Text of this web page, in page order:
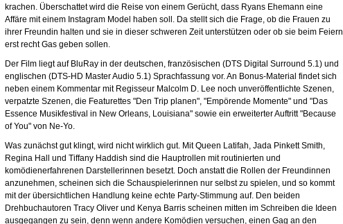
krachen. Überschattet wird die Reise von einem Gerücht, dass Ryans Ehemann eine
Affäre mit einem Instagram Model haben soll. Da stellt sich die Frage, ob die Frauen zu
ihrer Freundin halten und sie in dieser schweren Zeit unterstützen oder ob sie beim Feiern
erst recht Gas geben sollen.
Der Film liegt auf BluRay in der deutschen, französischen (DTS Digital Surround 5.1) und
englischen (DTS-HD Master Audio 5.1) Sprachfassung vor. An Bonus-Material findet sich
neben einem Kommentar mit Regisseur Malcolm D. Lee noch unveröffentlichte Szenen,
verpatzte Szenen, die Featurettes "Den Trip planen", "Empörende Momente" und "Das
Essence Musikfestival in New Orleans, Louisiana" sowie ein erweiterter Auftritt "Because
of You" von Ne-Yo.
Was zunächst gut klingt, wird nicht wirklich gut. Mit Queen Latifah, Jada Pinkett Smith,
Regina Hall und Tiffany Haddish sind die Hauptrollen mit routinierten und
komödienerfahrenen Darstellerinnen besetzt. Doch anstatt die Rollen der Freundinnen
anzunehmen, scheinen sich die Schauspielerinnen nur selbst zu spielen, und so kommt
mit der übersichtlichen Handlung keine echte Party-Stimmung auf. Den beiden
Drehbuchautoren Tracy Oliver und Kenya Barris scheinen mitten im Schreiben die Ideen
ausgegangen zu sein, denn wenn andere Komödien versuchen, einen Gag an den